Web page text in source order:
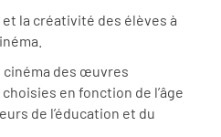
la créativité des élèves à
cinéma des œuvres
en fonction de l’âge
de l’éducation et du